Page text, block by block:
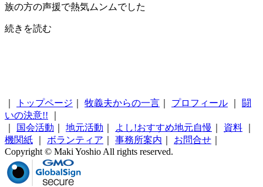
族の方の声援で熱気ムンムでした
続きを読む
トップページ 牧義夫からの一言 プロフィール
闘
いの決意!!
国会活動 地元活動 よし!おすすめ地元自慢 資料
機関紙
ボランティア 事務所案内 お問合せ
Copyright © Maki Yoshio All rights reserved.